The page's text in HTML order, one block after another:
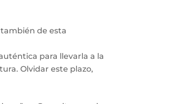
de esta
para llevarla a la
Olvidar este plazo,